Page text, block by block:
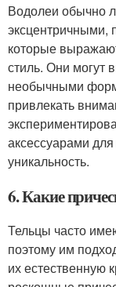
Водолеи обычно
эксцентричными,
которые
стиль. Они могут
необычными
привлекать
аксессуарами
уникальность.
6. Какие
Тельцы часто
поэтому им
их естественную